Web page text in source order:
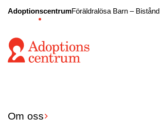
AdoptionscentrumFöräldralösa Barn – Bistånd
Om oss